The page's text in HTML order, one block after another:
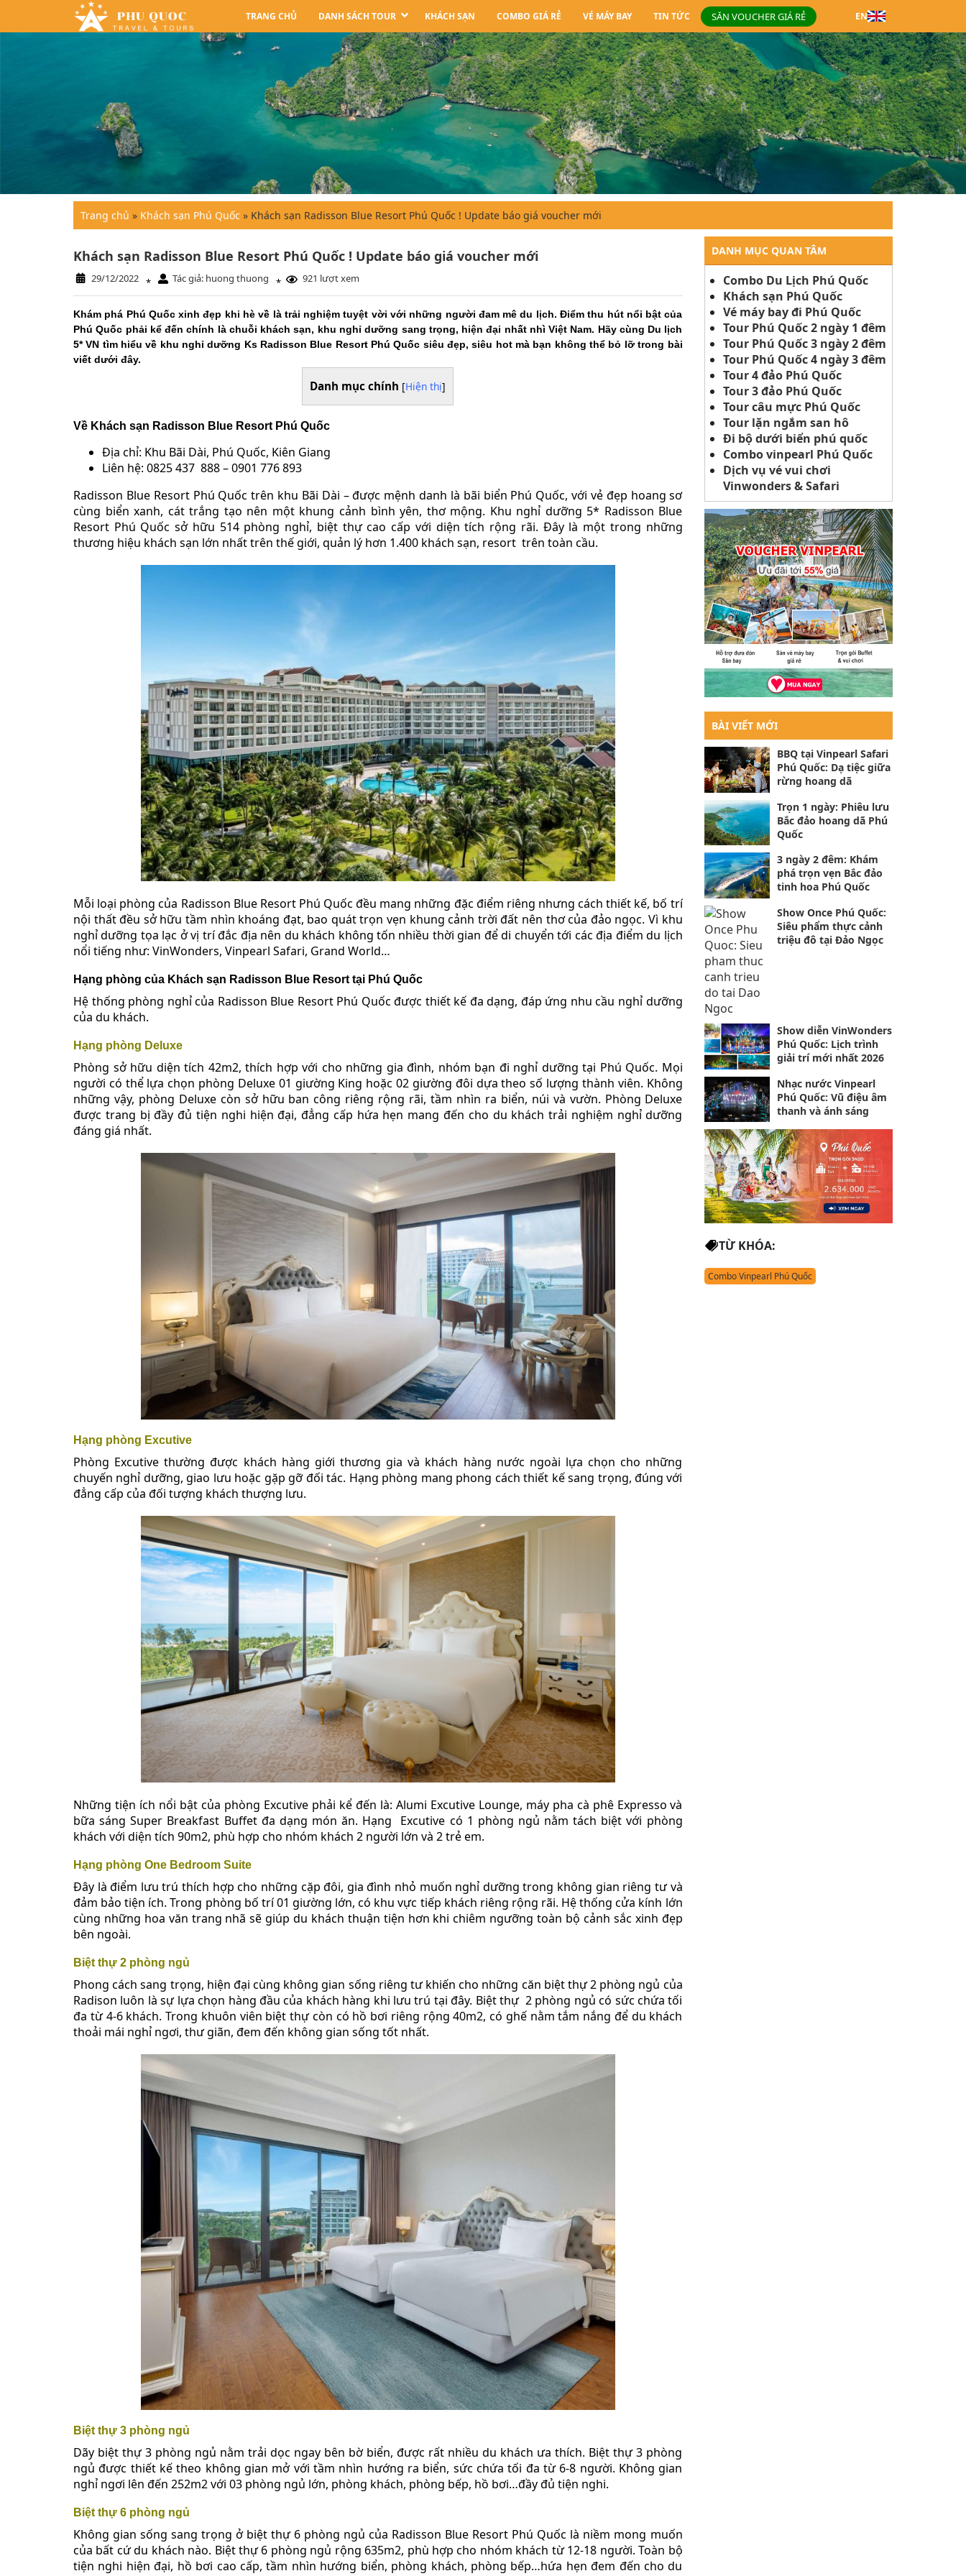
TRANG CHỦ DANH SÁCH TOUR KHÁCH SẠN COMBO GIÁ RẺ VÉ MÁY BAY TIN TỨC SĂN VOUCHER GIÁ RẺ EN
Trang chủ » Khách sạn Phú Quốc » Khách sạn Radisson Blue Resort Phú Quốc ! Update báo giá voucher mới
Khách sạn Radisson Blue Resort Phú Quốc ! Update báo giá voucher mới
29/12/2022 * Tác giả: huong thuong * 921 lượt xem
Khám phá Phú Quốc xinh đẹp khi hè về là trải nghiệm tuyệt vời với những người đam mê du lịch. Điểm thu hút nổi bật của
Phú Quốc phải kể đến chính là chuỗi khách sạn, khu nghỉ dưỡng sang trọng, hiện đại nhất nhì Việt Nam. Hãy cùng Du lịch
5* VN tìm hiểu về khu nghỉ dưỡng Ks Radisson Blue Resort Phú Quốc siêu đẹp, siêu hot mà bạn không thể bỏ lỡ trong bài
viết dưới đây.
Danh mục chính [Hiện thị]
Về Khách sạn Radisson Blue Resort Phú Quốc
Địa chỉ: Khu Bãi Dài, Phú Quốc, Kiên Giang
Liên hệ: 0825 437 888 – 0901 776 893
Radisson Blue Resort Phú Quốc trên khu Bãi Dài – được mệnh danh là bãi biển Phú Quốc, với vẻ đẹp hoang sơ
cùng biển xanh, cát trắng tạo nên một khung cảnh bình yên, thơ mộng. Khu nghỉ dưỡng 5* Radisson Blue
Resort Phú Quốc sở hữu 514 phòng nghỉ, biệt thự cao cấp với diện tích rộng rãi. Đây là một trong những
thương hiệu khách sạn lớn nhất trên thế giới, quản lý hơn 1.400 khách sạn, resort trên toàn cầu.
Mỗi loại phòng của Radisson Blue Resort Phú Quốc đều mang những đặc điểm riêng nhưng cách thiết kế, bố trí
nội thất đều sở hữu tầm nhìn khoáng đạt, bao quát trọn vẹn khung cảnh trời đất nên thơ của đảo ngọc. Vì khu
nghỉ dưỡng tọa lạc ở vị trí đắc địa nên du khách không tốn nhiều thời gian để di chuyển tới các địa điểm du lịch
nổi tiếng như: VinWonders, Vinpearl Safari, Grand World…
Hạng phòng của Khách sạn Radisson Blue Resort tại Phú Quốc
Hệ thống phòng nghỉ của Radisson Blue Resort Phú Quốc được thiết kế đa dạng, đáp ứng nhu cầu nghỉ dưỡng
của du khách.
Hạng phòng Deluxe
Phòng sở hữu diện tích 42m2, thích hợp với cho những gia đình, nhóm bạn đi nghỉ dưỡng tại Phú Quốc. Mọi
người có thể lựa chọn phòng Deluxe 01 giường King hoặc 02 giường đôi dựa theo số lượng thành viên. Không
những vậy, phòng Deluxe còn sở hữu ban công riêng rộng rãi, tầm nhìn ra biển, núi và vườn. Phòng Deluxe
được trang bị đầy đủ tiện nghi hiện đại, đẳng cấp hứa hẹn mang đến cho du khách trải nghiệm nghỉ dưỡng
đáng giá nhất.
Hạng phòng Excutive
Phòng Excutive thường được khách hàng giới thương gia và khách hàng nước ngoài lựa chọn cho những
chuyến nghỉ dưỡng, giao lưu hoặc gặp gỡ đối tác. Hạng phòng mang phong cách thiết kế sang trọng, đúng với
đẳng cấp của đối tượng khách thượng lưu.
Những tiện ích nổi bật của phòng Excutive phải kể đến là: Alumi Excutive Lounge, máy pha cà phê Expresso và
bữa sáng Super Breakfast Buffet đa dạng món ăn. Hạng Excutive có 1 phòng ngủ nằm tách biệt với phòng
khách với diện tích 90m2, phù hợp cho nhóm khách 2 người lớn và 2 trẻ em.
Hạng phòng One Bedroom Suite
Đây là điểm lưu trú thích hợp cho những cặp đôi, gia đình nhỏ muốn nghỉ dưỡng trong không gian riêng tư và
đảm bảo tiện ích. Trong phòng bố trí 01 giường lớn, có khu vực tiếp khách riêng rộng rãi. Hệ thống cửa kính lớn
cùng những hoa văn trang nhã sẽ giúp du khách thuận tiện hơn khi chiêm ngưỡng toàn bộ cảnh sắc xinh đẹp
bên ngoài.
Biệt thự 2 phòng ngủ
Phong cách sang trọng, hiện đại cùng không gian sống riêng tư khiến cho những căn biệt thự 2 phòng ngủ của
Radison luôn là sự lựa chọn hàng đầu của khách hàng khi lưu trú tại đây. Biệt thự 2 phòng ngủ có sức chứa tối
đa từ 4-6 khách. Trong khuôn viên biệt thự còn có hồ bơi riêng rộng 40m2, có ghế nằm tắm nắng để du khách
thoải mái nghỉ ngơi, thư giãn, đem đến không gian sống tốt nhất.
Biệt thự 3 phòng ngủ
Dãy biệt thự 3 phòng ngủ nằm trải dọc ngay bên bờ biển, được rất nhiều du khách ưa thích. Biệt thự 3 phòng
ngủ được thiết kế theo không gian mở với tầm nhìn hướng ra biển, sức chứa tối đa từ 6-8 người. Không gian
nghỉ ngơi lên đến 252m2 với 03 phòng ngủ lớn, phòng khách, phòng bếp, hồ bơi…đầy đủ tiện nghi.
Biệt thự 6 phòng ngủ
Không gian sống sang trọng ở biệt thự 6 phòng ngủ của Radisson Blue Resort Phú Quốc là niềm mong muốn
của bất cứ du khách nào. Biệt thự 6 phòng ngủ rộng 635m2, phù hợp cho nhóm khách từ 12-18 người. Toàn bộ
tiện nghi hiện đại, hồ bơi cao cấp, tầm nhìn hướng biển, phòng khách, phòng bếp…hứa hẹn đem đến cho du
DANH MỤC QUAN TÂM
Combo Du Lịch Phú Quốc
Khách sạn Phú Quốc
Vé máy bay đi Phú Quốc
Tour Phú Quốc 2 ngày 1 đêm
Tour Phú Quốc 3 ngày 2 đêm
Tour Phú Quốc 4 ngày 3 đêm
Tour 4 đảo Phú Quốc
Tour 3 đảo Phú Quốc
Tour câu mực Phú Quốc
Tour lặn ngắm san hô
Đi bộ dưới biển phú quốc
Combo vinpearl Phú Quốc
Dịch vụ vé vui chơi
Vinwonders & Safari
BÀI VIẾT MỚI
BBQ tại Vinpearl Safari
Phú Quốc: Dạ tiệc giữa
rừng hoang dã
Trọn 1 ngày: Phiêu lưu
Bắc đảo hoang dã Phú
Quốc
3 ngày 2 đêm: Khám
phá trọn vẹn Bắc đảo
tinh hoa Phú Quốc
Show Once Phú Quốc:
Siêu phẩm thực cảnh
triệu đô tại Đảo Ngọc
Show diễn VinWonders
Phú Quốc: Lịch trình
giải trí mới nhất 2026
Nhạc nước Vinpearl
Phú Quốc: Vũ điệu âm
thanh và ánh sáng
TỪ KHÓA:
Combo Vinpearl Phú Quốc